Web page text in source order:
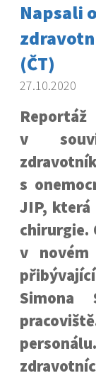
Napsali
(ČT)
27.10.2020
v
s
JIP, která
chirurgie.
v
Simona